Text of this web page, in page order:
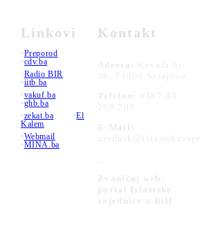
Linkovi
•Preporod
•cdv.ba
•Radio BIR
•iitb.ba
•vakuf.ba
•ghb.ba
•zekat.ba •El
Kalem
•Webmail
•MINA.ba
Kontakt
Adresa:
Kovači br.
36, 71000 Sarajevo
Telefon:
+387 33
289 700
E-Mail:
Zvanični web-
portal Islamske
zajednice u BiH